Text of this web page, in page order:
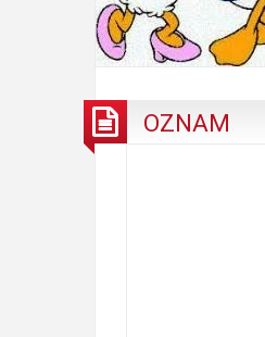
OZNAM